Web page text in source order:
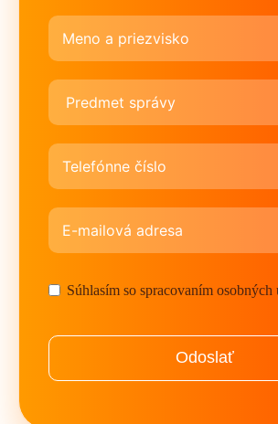
Súhlasím so spracovaním osobných
Odoslať